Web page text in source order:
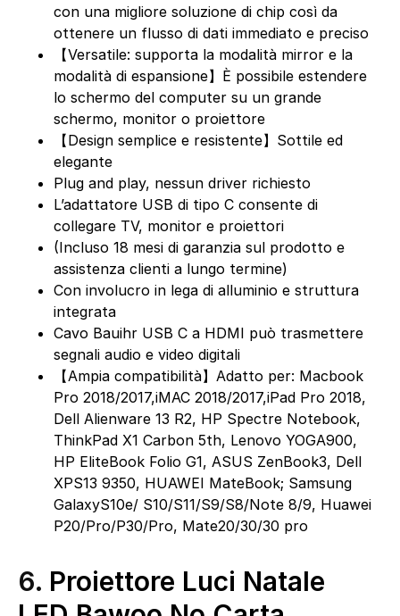
con una migliore soluzione di chip così da
ottenere un flusso di dati immediato e preciso
【Versatile: supporta la modalità mirror e la
modalità di espansione】È possibile estendere
lo schermo del computer su un grande
schermo, monitor o proiettore
【Design semplice e resistente】Sottile ed
elegante
Plug and play, nessun driver richiesto
L’adattatore USB di tipo C consente di
collegare TV, monitor e proiettori
(Incluso 18 mesi di garanzia sul prodotto e
assistenza clienti a lungo termine)
Con involucro in lega di alluminio e struttura
integrata
Cavo Bauihr USB C a HDMI può trasmettere
segnali audio e video digitali
【Ampia compatibilità】Adatto per: Macbook
Pro 2018/2017,iMAC 2018/2017,iPad Pro 2018,
Dell Alienware 13 R2, HP Spectre Notebook,
ThinkPad X1 Carbon 5th, Lenovo YOGA900,
HP EliteBook Folio G1, ASUS ZenBook3, Dell
XPS13 9350, HUAWEI MateBook; Samsung
GalaxyS10e/ S10/S11/S9/S8/Note 8/9, Huawei
P20/Pro/P30/Pro, Mate20/30/30 pro
6. Proiettore Luci Natale